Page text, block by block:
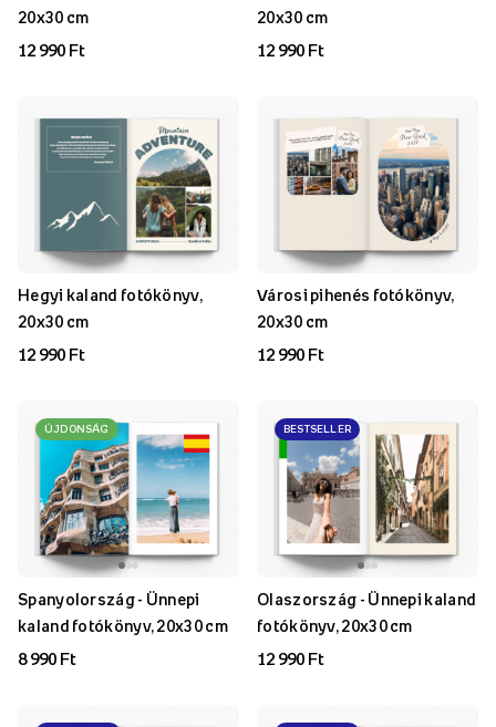
20x30 cm
12 990 Ft
20x30 cm
12 990 Ft
Hegyi kaland fotókönyv,
20x30 cm
12 990 Ft
Városi pihenés fotókönyv,
20x30 cm
12 990 Ft
ÚJDONSÁG
Spanyolország - Ünnepi
kaland fotókönyv, 20x30 cm
8 990 Ft
BESTSELLER
Olaszország - Ünnepi kaland
fotókönyv, 20x30 cm
12 990 Ft